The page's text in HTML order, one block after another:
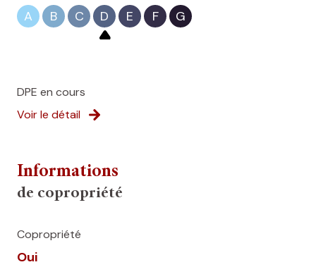
A B C D E F G
DPE en cours
Voir le détail
Informations
de copropriété
Copropriété
Oui